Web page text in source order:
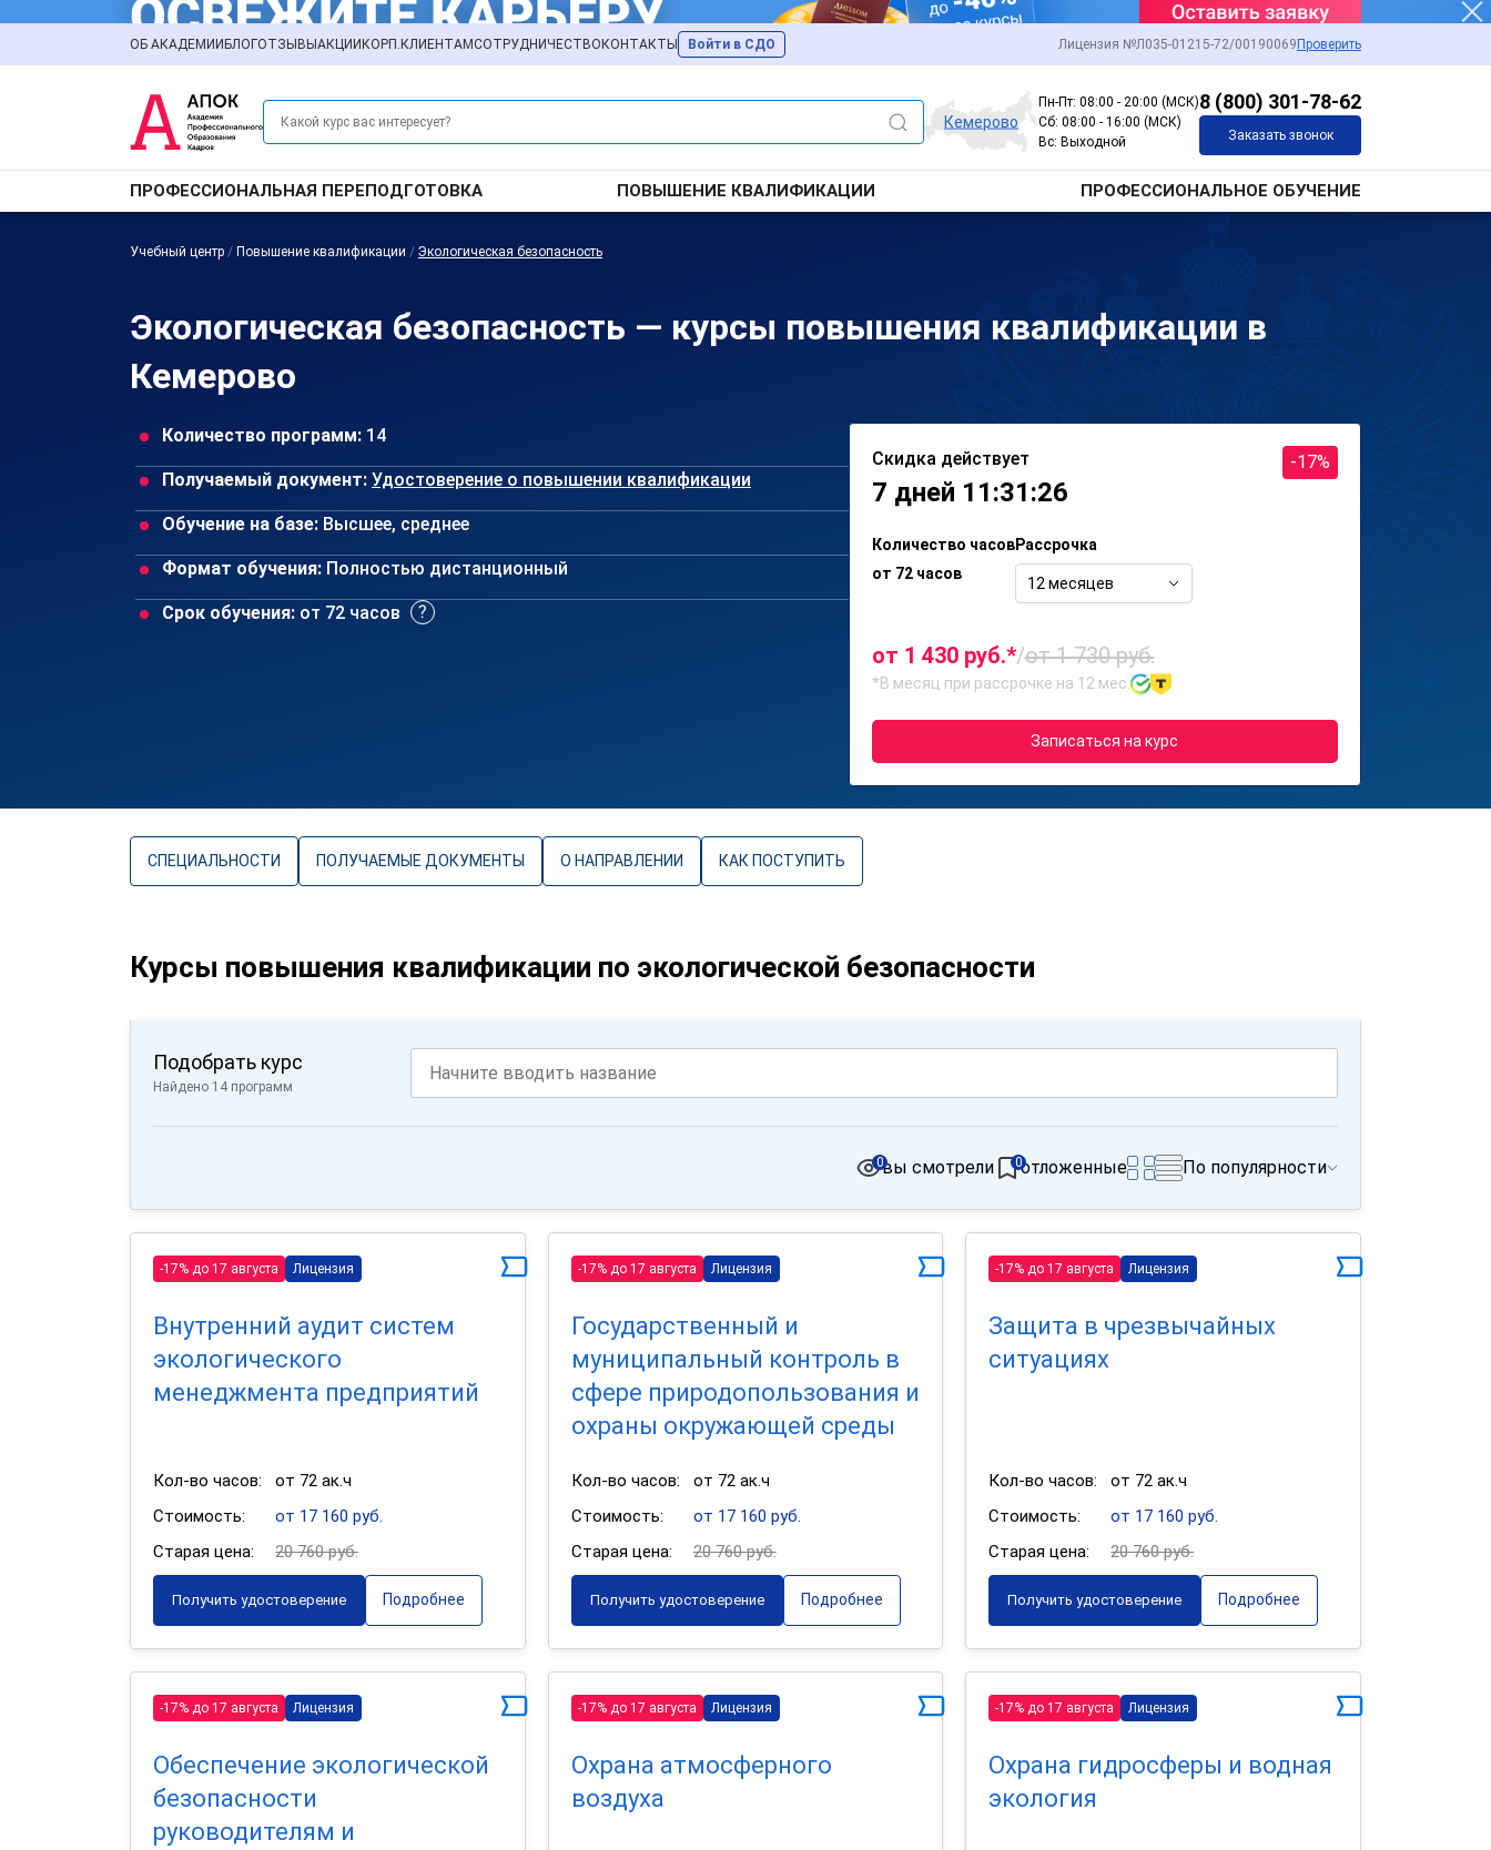
ОБ АКАДЕМИИ БЛОГОТЗЫВЫ АКЦИИ КОРП.КЛИЕНТАМСОТРУДНИЧЕСТВО КОНТАКТЫ Войти в СДО Лицензия №Л035-01215-72/00190069 Проверить
Кемерово
Пн-Пт: 08:00 - 20:00 (МСК)
Сб: 08:00 - 16:00 (МСК)
Вс: Выходной
8 (800) 301-78-62
Заказать звонок
ПРОФЕССИОНАЛЬНАЯ ПЕРЕПОДГОТОВКА ПОВЫШЕНИЕ КВАЛИФИКАЦИИ ПРОФЕССИОНАЛЬНОЕ ОБУЧЕНИЕ
Учебный центр / Повышение квалификации / Экологическая безопасность
Экологическая безопасность — курсы повышения квалификации в
Кемерово
Количество программ: 14
Получаемый документ: Удостоверение о повышении квалификации
Обучение на базе: Высшее, среднее
Формат обучения: Полностью дистанционный
Срок обучения: от 72 часов
Скидка действует
7 дней 11:31:26
-17%
Количество часов
от 72 часов
Рассрочка
12 месяцев
от 1 430 руб.*/от 1 730 руб.
*В месяц при рассрочке на 12 мес.
Записаться на курс
СПЕЦИАЛЬНОСТИ ПОЛУЧАЕМЫЕ ДОКУМЕНТЫ О НАПРАВЛЕНИИ КАК ПОСТУПИТЬ
Курсы повышения квалификации по экологической безопасности
Подобрать курс
Найдено 14 программ
вы смотрели
0 отложенные
0 По популярности
-17% до 17 августа Лицензия
Внутренний аудит систем
экологического
менеджмента предприятий
Кол-во часов:
от 72 ак.ч
Стоимость:
от 17 160 руб.
Старая цена:
20 760 руб.
Получить удостоверение Подробнее
-17% до 17 августа Лицензия
Государственный и
муниципальный контроль в
сфере природопользования и
охраны окружающей среды
Кол-во часов:
от 72 ак.ч
Стоимость:
от 17 160 руб.
Старая цена:
20 760 руб.
Получить удостоверение Подробнее
-17% до 17 августа Лицензия
Защита в чрезвычайных
ситуациях
Кол-во часов:
от 72 ак.ч
Стоимость:
от 17 160 руб.
Старая цена:
20 760 руб.
Получить удостоверение Подробнее
-17% до 17 августа Лицензия
Обеспечение экологической
безопасности
руководителям и
-17% до 17 августа Лицензия
Охрана атмосферного
воздуха
-17% до 17 августа Лицензия
Охрана гидросферы и водная
экология